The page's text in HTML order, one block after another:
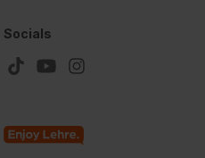
Socials